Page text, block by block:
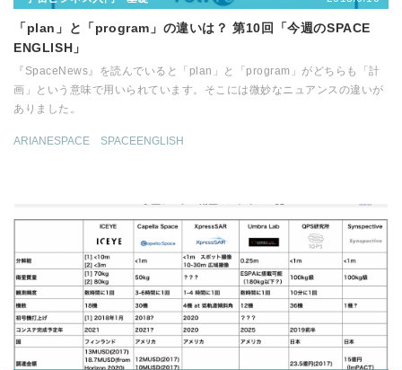
「plan」と「program」の違いは？ 第10回「今週のSPACE
ENGLISH」
『SpaceNews』を読んでいると「plan」と「program」がどちらも「計
画」という意味で用いられています。そこには微妙なニュアンスの違いが
ありました。
ARIANESPACE SPACEENGLISH